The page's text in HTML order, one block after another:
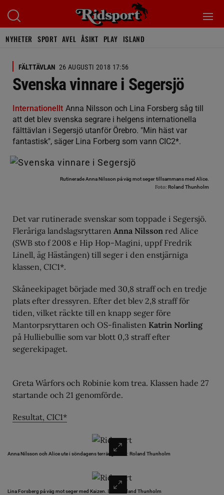
NYHETER SPORT AVEL ÅSIKT PLAY ISLAND
FÄLTTÄVLAN 26 AUGUSTI 2018 17:56
Svenska vinnare i Segersjö
Internationellt Anna Nilsson och Lina Forsberg såg till
att det blev svenska segrare i helgens internationella
fälttävlan i Segersjö utanför Örebro. "Min häst var
fantastisk", säger Lina Forberg som vann CIC2*.
Rutinerade Anna Nilsson på väg mot seger tillsammans med Alice.
Foto: Roland Thunholm
Det var rutinerade svenskar som toppade i Segersjö.
Fleråriga landslagsryttaren Anna Nilsson red Alice
(SWB sto f 2008 e Hip Hop-Magini, uppf Fredrik
Linell, äg Hästängen) till seger i den enstjärniga
klassen, CIC1*.
Skåneekipaget började med 30,8 straff och en tredje
plats efter dressyren. Efter det blev 2,8 straff för
tiden, vilket räckte till en knapp seger före
Mantorpsryttaren och OS-finalisten Katrin Norling
på Hulliebullie som var blott 0,3 straff efter
segerekipaget.
Greta Wårfors och Robinie kom trea. Klassen hade 27
startande och 21 genomförde.
Resultat, CIC1*
Anna Nilsson och Alice ute i söndagens terräng. Foto: Roland Thunholm
Lina Forsberg på väg mot seger med Kaizen. Foto: Roland Thunholm